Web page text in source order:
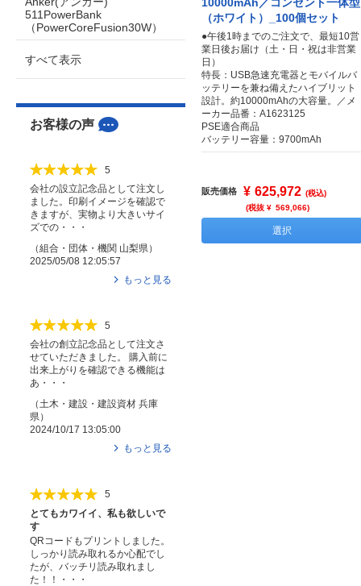
（ホワイト）_100個セット
●午後1時までのご注文で、最短10営
業日後お届け（土・日・祝は非営業
日）
特長：USB急速充電器とモバイルバ
ッテリーを兼ね備えたハイブリット
設計。約10000mAhの大容量。／メ
ーカー品番：A1623125
PSE適合商品
バッテリー容量：9700mAh
販売価格 ¥ 625,972 (税込)
(税抜 ¥ 569,066)
選択
511PowerBank
（PowerCoreFusion30W）
すべて表示
お客様の声
5
会社の設立記念品として注文し
ました。印刷イメージを確認で
きますが、実物より大きいサイ
ズでの・・・
（組合・団体・機関 山梨県 ）
2025/05/08 12:05:57
もっと見る
5
会社の創立記念品として注文さ
せていただきました。 購入前に
出来上がりを確認できる機能は
あ・・・
（土木・建設・建設資材 兵庫
県）
2024/10/17 13:05:00
もっと見る
5
とてもカワイイ、私も欲しいで
す
QRコードもプリントしました。
しっかり読み取れるか心配でし
たが、バッチリ読み取れまし
た！！・・・